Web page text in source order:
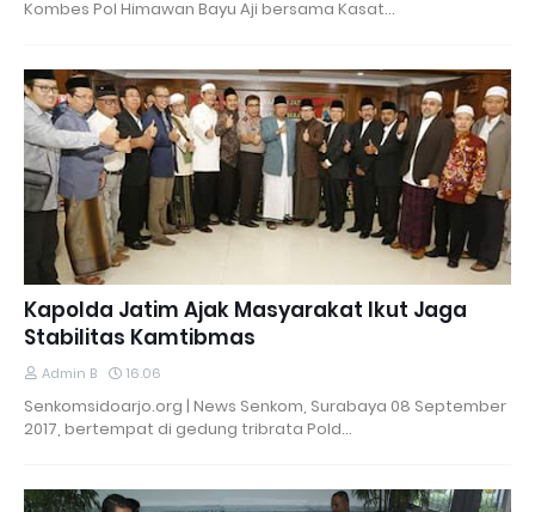
Kombes Pol Himawan Bayu Aji bersama Kasat…
Kapolda Jatim Ajak Masyarakat Ikut Jaga
Stabilitas Kamtibmas
Admin B 16.06
Senkomsidoarjo.org | News Senkom, Surabaya 08 September
2017, bertempat di gedung tribrata Pold…